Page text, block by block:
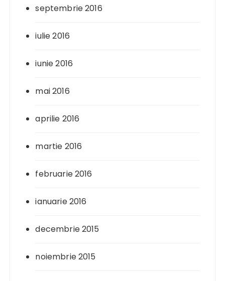
septembrie 2016
iulie 2016
iunie 2016
mai 2016
aprilie 2016
martie 2016
februarie 2016
ianuarie 2016
decembrie 2015
noiembrie 2015